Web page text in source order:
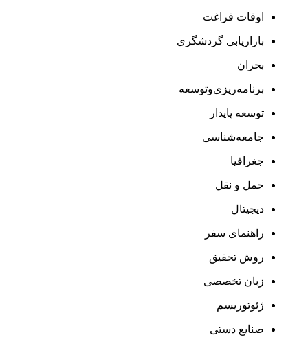
اوقات فراغت
بازاریابی گردشگری
بحران
برنامه‌ریزی‌وتوسعه
توسعه پایدار
جامعه‌شناسی
جغرافیا
حمل و نقل
دیجیتال
راهنمای سفر
روش تحقیق
زبان تخصصی
ژئوتوریسم
صنایع دستی